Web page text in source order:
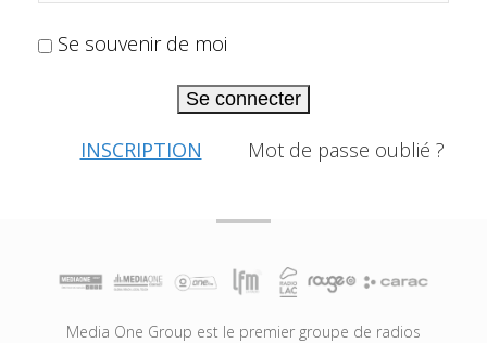
Se souvenir de moi
Se connecter
INSCRIPTION Mot de passe oublié ?
Media One Group est le premier groupe de radios